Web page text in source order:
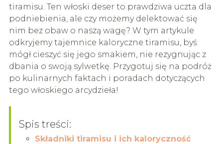
tiramisu. Ten włoski deser to prawdziwa uczta dla
podniebienia, ale czy możemy delektować się
nim bez obaw o naszą wagę? W tym artykule
odkryjemy tajemnice kaloryczne tiramisu, byś
mógł cieszyć się jego smakiem, nie rezygnując z
dbania o swoją sylwetkę. Przygotuj się na podróż
po kulinarnych faktach i poradach dotyczących
tego włoskiego arcydzieła!
Spis treści:
Składniki tiramisu i ich kaloryczność